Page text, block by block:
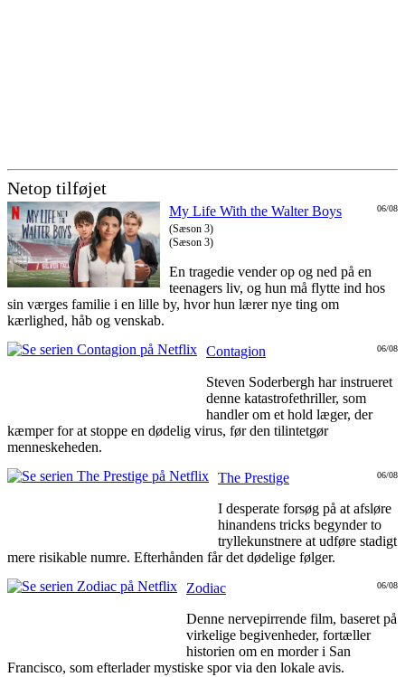
Netop tilføjet
06/08
My Life With the Walter Boys
(Sæson 3)
(Sæson 3)
En tragedie vender op og ned på en
teenagers liv, og hun må flytte ind hos
sin værges familie i en lille by, hvor hun lærer nye ting om
kærlighed, håb og venskab.
06/08
Contagion
Steven Soderbergh har instrueret
denne katastrofethriller, som
handler om et hold læger, der
kæmper for at stoppe en dødelig virus, før den tilintetgør
menneskeheden.
06/08
The Prestige
I desperate forsøg på at afsløre
hinandens tricks begynder to
tryllekunstnere at udføre stadigt
mere risikable numre. Efterhånden får det dødelige følger.
06/08
Zodiac
Denne nervepirrende film, baseret på
virkelige begivenheder, fortæller
historien om en morder i San
Francisco, som efterlader mystiske spor via den lokale avis.